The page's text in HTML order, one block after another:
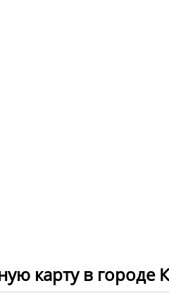
карту в городе